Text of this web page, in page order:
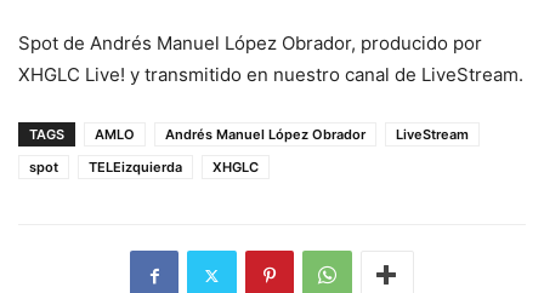
Spot de Andrés Manuel López Obrador, producido por
XHGLC Live! y transmitido en nuestro canal de LiveStream.
TAGS AMLO Andrés Manuel López Obrador
LiveStream
spot
TELEizquierda XHGLC